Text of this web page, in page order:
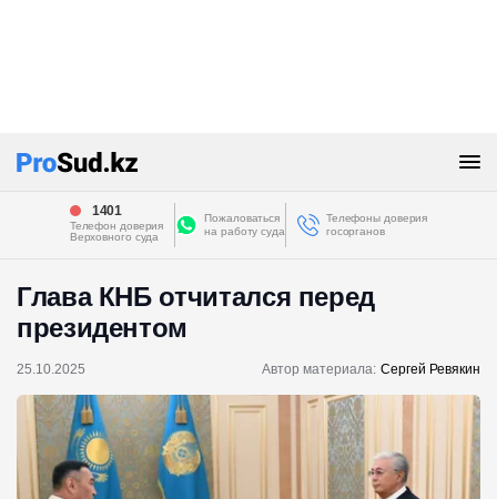
1401
Телефон доверия
Верховного суда
Пожаловаться
на работу суда
Телефоны доверия
госорганов
Глава КНБ отчитался перед
президентом
25.10.2025 Автор материала: Сергей Ревякин